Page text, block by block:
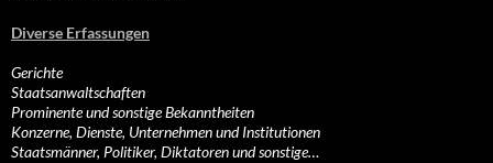
Diverse Erfassungen
Gerichte
Staatsanwaltschaften
Prominente und sonstige Bekanntheiten
Konzerne, Dienste, Unternehmen und Institutionen
Staatsmänner, Politiker, Diktatoren und sonstige…